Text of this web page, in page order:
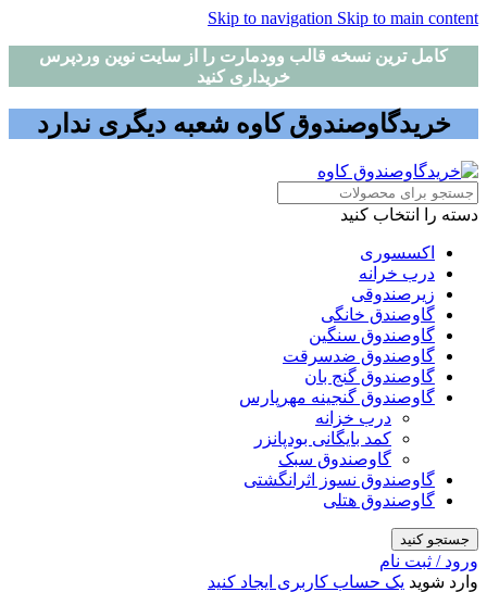
Skip to navigation Skip to main content
کامل ترین نسخه قالب وودمارت را از سایت نوین وردپرس
خریداری کنید
خریدگاوصندوق کاوه شعبه دیگری ندارد
دسته را انتخاب کنید
اکسسوری
درب خرانه
زیرصندوقی
گاوصندق خانگی
گاوصندوق سنگین
گاوصندوق ضدسرقت
گاوصندوق گنج بان
گاوصندوق گنجینه مهرپارس
درب خزانه
کمد بایگانی بودپانزر
گاوصندوق سبک
گاوصندوق نسوز اثرانگشتی
گاوصندوق هتلی
جستجو کنید
ورود / ثبت نام
وارد شوید یک حساب کاربری ایجاد کنید